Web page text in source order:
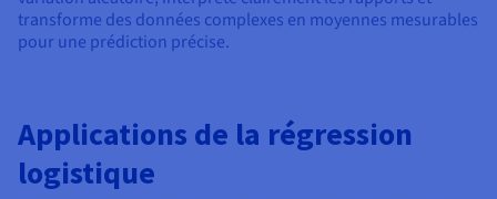
transforme des données complexes en moyennes mesurables
pour une prédiction précise.
Applications de la régression
logistique